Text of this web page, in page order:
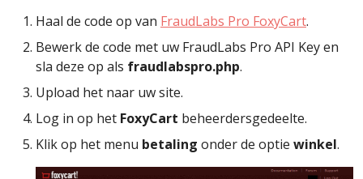
Haal de code op van FraudLabs Pro FoxyCart.
Bewerk de code met uw FraudLabs Pro API Key en
sla deze op als fraudlabspro.php.
Upload het naar uw site.
Log in op het FoxyCart beheerdersgedeelte.
Klik op het menu betaling onder de optie winkel.